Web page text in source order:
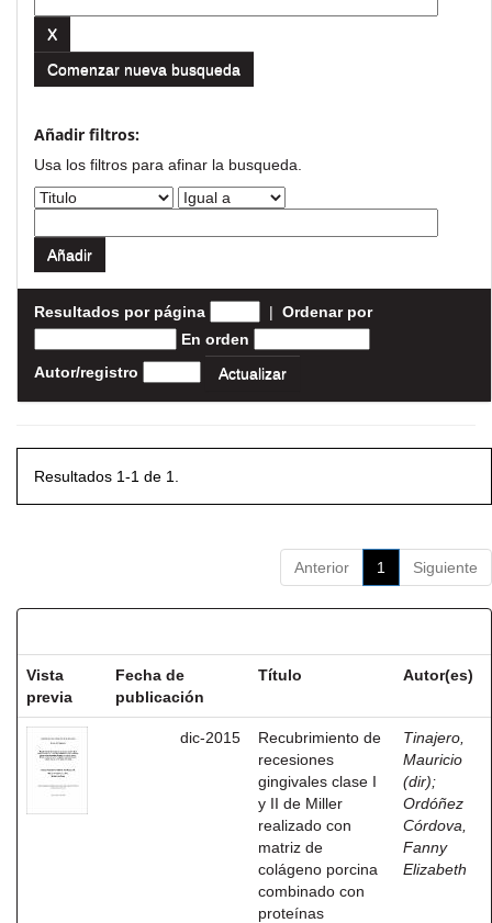
Comenzar nueva busqueda
Añadir filtros:
Usa los filtros para afinar la busqueda.
Resultados por página | Ordenar por
En orden
Autor/registro
Resultados 1-1 de 1.
Anterior 1 Siguiente
Vista
previa
Fecha de
publicación
Título Autor(es)
dic-2015
Recubrimiento de
recesiones
gingivales clase I
y II de Miller
realizado con
matriz de
colágeno porcina
combinado con
proteínas
Tinajero,
Mauricio
(dir);
Ordóñez
Córdova,
Fanny
Elizabeth